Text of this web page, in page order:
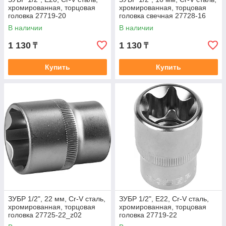
хромированная, торцовая
головка 27719-20
В наличии
1 130 ₸
Купить
хромированная, торцовая
головка свечная 27728-16
В наличии
1 130 ₸
Купить
ЗУБР 1/2", 22 мм, Cr-V сталь,
хромированная, торцовая
головка 27725-22_z02
ЗУБР 1/2", E22, Cr-V сталь,
хромированная, торцовая
головка 27719-22